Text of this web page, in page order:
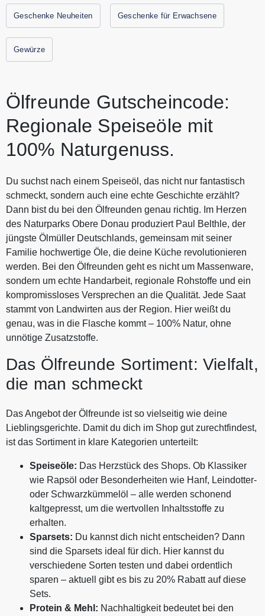
Geschenke Neuheiten Geschenke für Erwachsene
Gewürze
Ölfreunde Gutscheincode:
Regionale Speiseöle mit
100% Naturgenuss.
Du suchst nach einem Speiseöl, das nicht nur fantastisch
schmeckt, sondern auch eine echte Geschichte erzählt?
Dann bist du bei den Ölfreunden genau richtig. Im Herzen
des Naturparks Obere Donau produziert Paul Belthle, der
jüngste Ölmüller Deutschlands, gemeinsam mit seiner
Familie hochwertige Öle, die deine Küche revolutionieren
werden. Bei den Ölfreunden geht es nicht um Massenware,
sondern um echte Handarbeit, regionale Rohstoffe und ein
kompromissloses Versprechen an die Qualität. Jede Saat
stammt von Landwirten aus der Region. Hier weißt du
genau, was in die Flasche kommt – 100% Natur, ohne
unnötige Zusatzstoffe.
Das Ölfreunde Sortiment: Vielfalt,
die man schmeckt
Das Angebot der Ölfreunde ist so vielseitig wie deine
Lieblingsgerichte. Damit du dich im Shop gut zurechtfindest,
ist das Sortiment in klare Kategorien unterteilt:
Speiseöle: Das Herzstück des Shops. Ob Klassiker
wie Rapsöl oder Besonderheiten wie Hanf, Leindotter-
oder Schwarzkümmelöl – alle werden schonend
kaltgepresst, um die wertvollen Inhaltsstoffe zu
erhalten.
Sparsets: Du kannst dich nicht entscheiden? Dann
sind die Sparsets ideal für dich. Hier kannst du
verschiedene Sorten testen und dabei ordentlich
sparen – aktuell gibt es bis zu 20% Rabatt auf diese
Sets.
Protein & Mehl: Nachhaltigkeit bedeutet bei den